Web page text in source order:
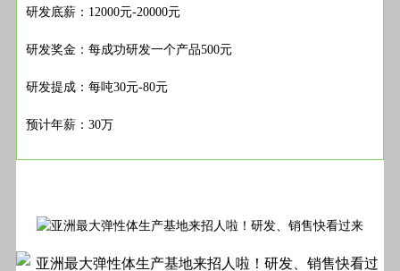
研发底薪：12000元-20000元
研发奖金：每成功研发一个产品500元
研发提成：每吨30元-80元
预计年薪：30万